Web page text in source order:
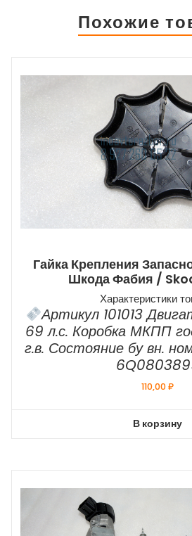
Похожие
Гайка Крепления
Шкода Фабия /
Характеристики
Артикул 101013
69 л.с. Коробка МКПП
г.в. Состояние бу вн.
110,00₽
В корзину